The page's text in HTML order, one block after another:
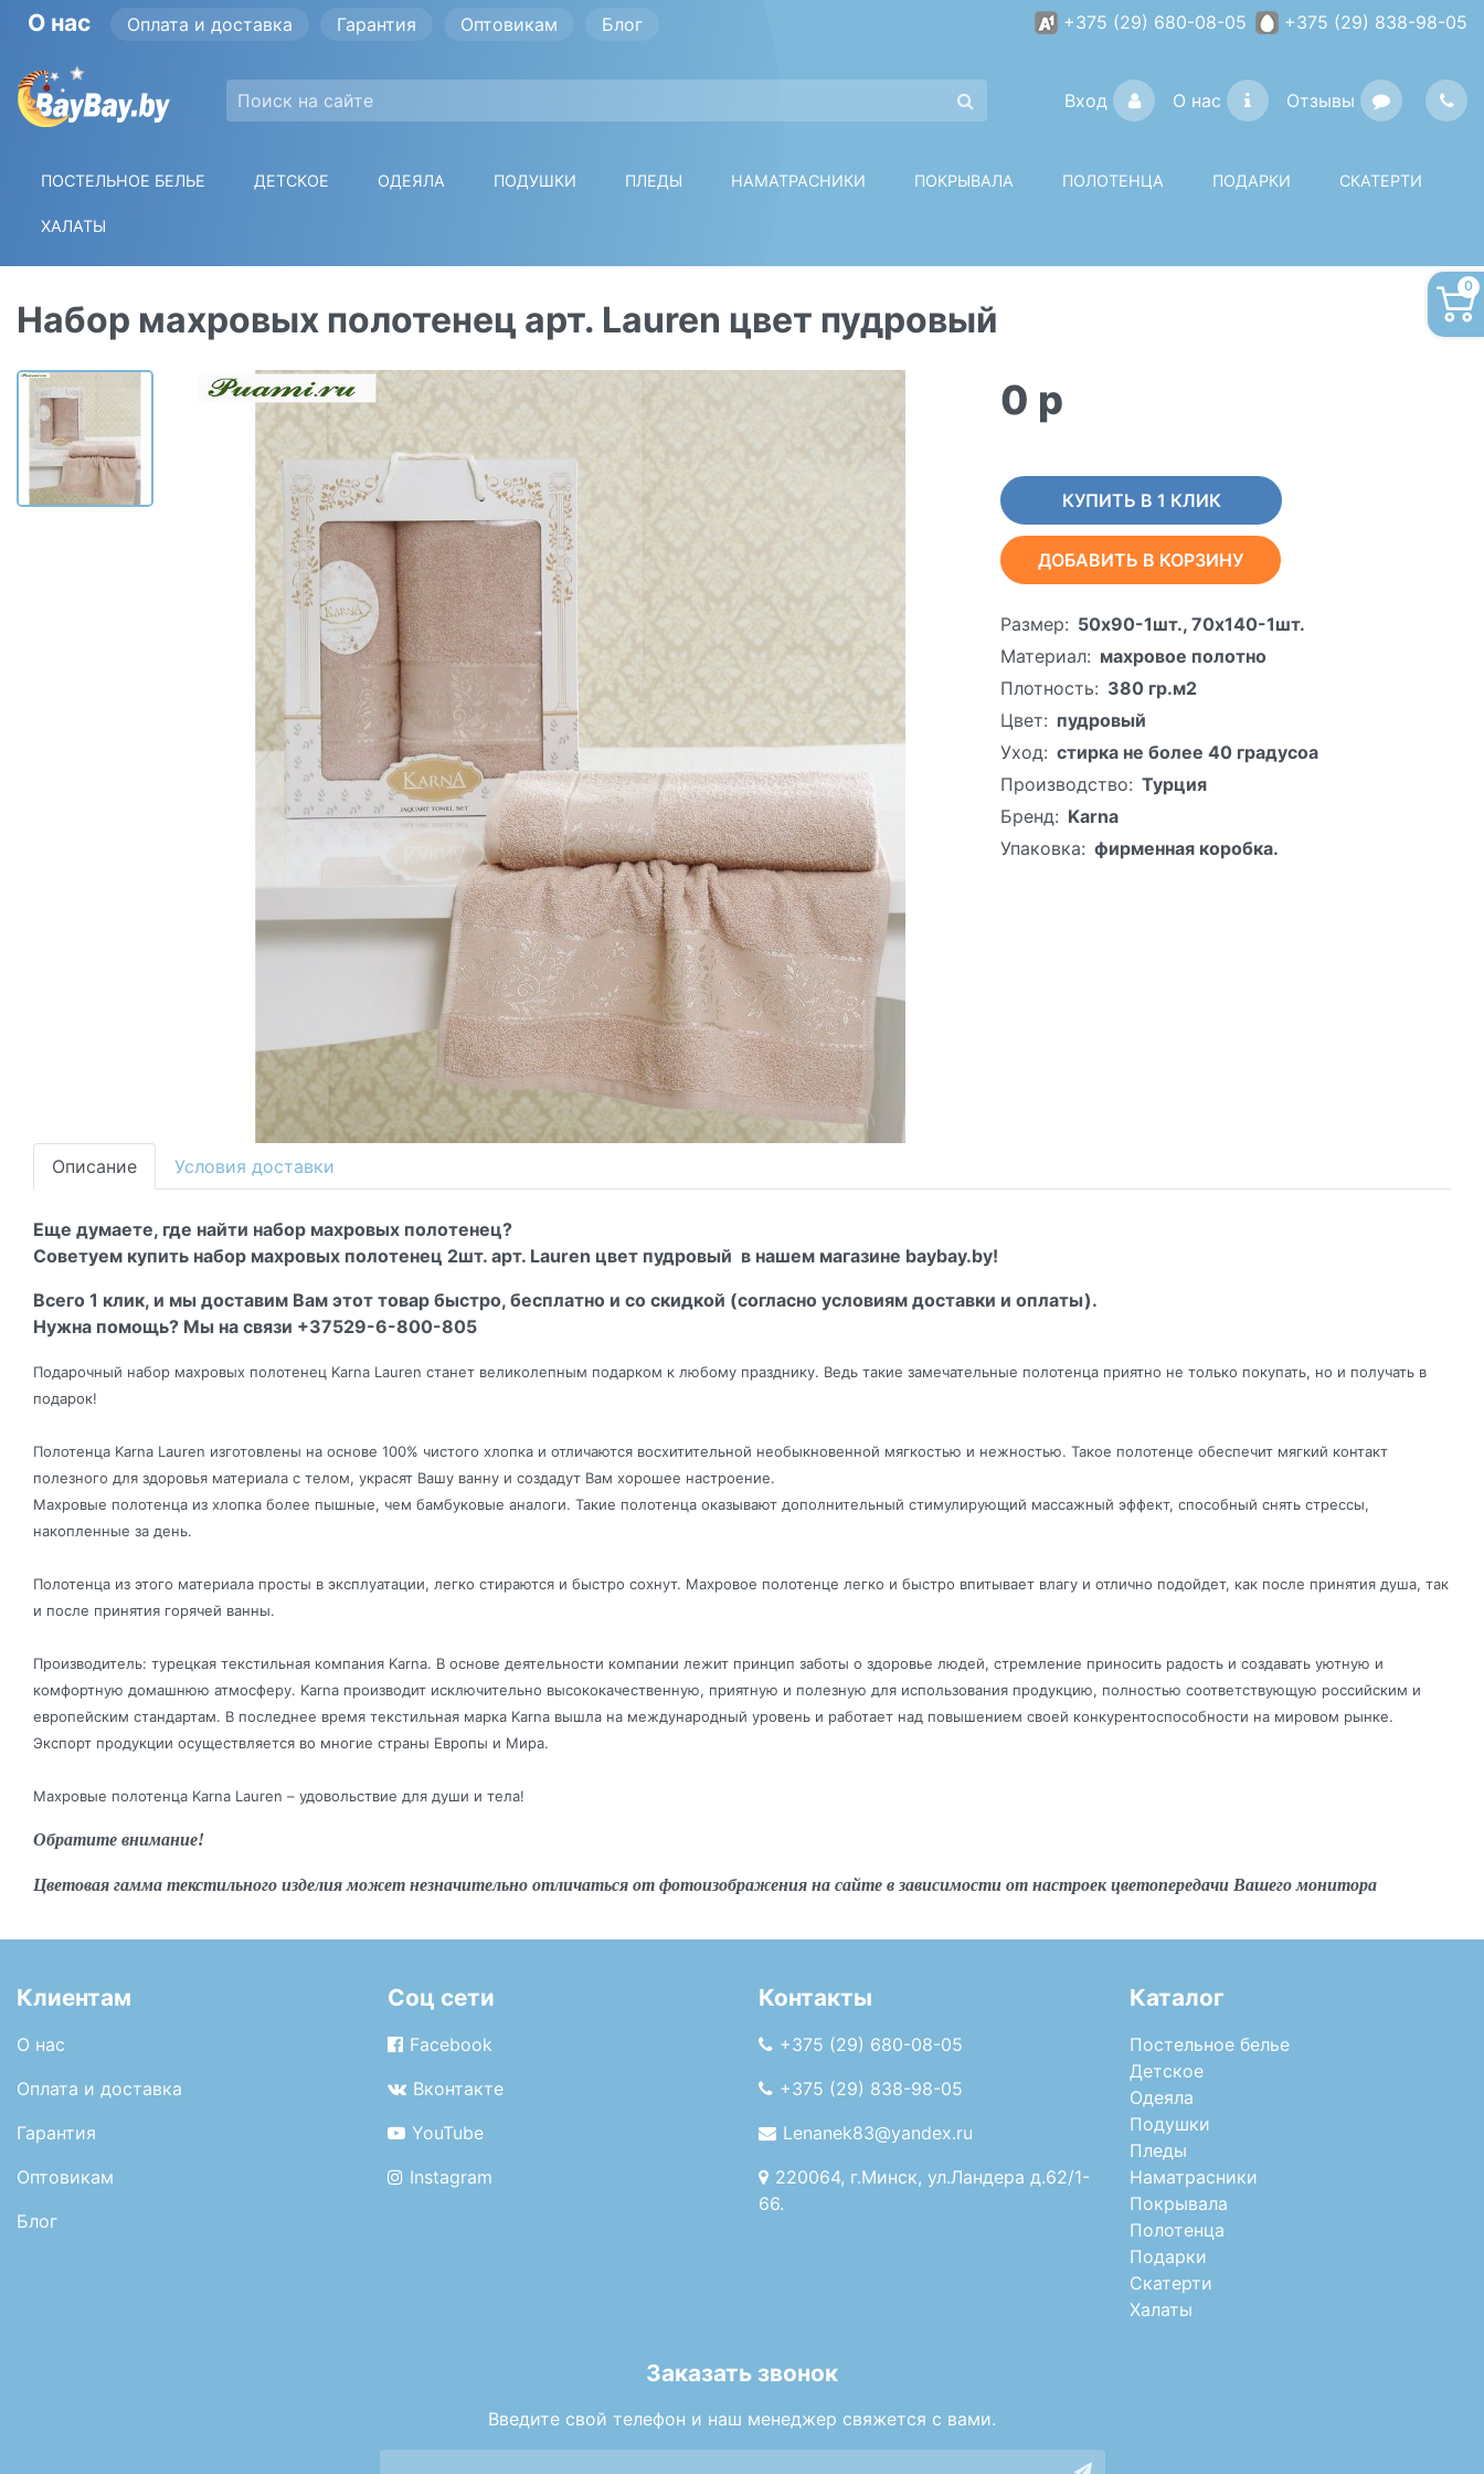
О нас Оплата и доставка Гарантия Оптовикам Блог +375 (29) 680-08-05 +375 (29) 838-98-05
Вход О нас Отзывы
0
ПОСТЕЛЬНОЕ БЕЛЬЕ ДЕТСКОЕ ОДЕЯЛА ПОДУШКИ ПЛЕДЫ НАМАТРАСНИКИ ПОКРЫВАЛА ПОЛОТЕНЦА ПОДАРКИ СКАТЕРТИ
ХАЛАТЫ
Набор махровых полотенец арт. Lauren цвет пудровый
0 p
КУПИТЬ В 1 КЛИК
ДОБАВИТЬ В КОРЗИНУ
Размер: 50х90-1шт., 70х140-1шт.
Материал: махровое полотно
Плотность: 380 гр.м2
Цвет: пудровый
Уход: стирка не более 40 градусоа
Производство: Турция
Бренд: Karna
Упаковка: фирменная коробка.
Описание Условия доставки
Еще думаете, где найти набор махровых полотенец?
Советуем купить набор махровых полотенец 2шт. арт. Lauren цвет пудровый в нашем магазине baybay.by!
Всего 1 клик, и мы доставим Вам этот товар быстро, бесплатно и со скидкой (согласно условиям доставки и оплаты).
Нужна помощь? Мы на связи +37529-6-800-805
Подарочный набор махровых полотенец Karna Lauren станет великолепным подарком к любому празднику. Ведь такие замечательные полотенца приятно не только покупать, но и получать в
подарок!
Полотенца Karna Lauren изготовлены на основе 100% чистого хлопка и отличаются восхитительной необыкновенной мягкостью и нежностью. Такое полотенце обеспечит мягкий контакт
полезного для здоровья материала с телом, украсят Вашу ванну и создадут Вам хорошее настроение.
Махровые полотенца из хлопка более пышные, чем бамбуковые аналоги. Такие полотенца оказывают дополнительный стимулирующий массажный эффект, способный снять стрессы,
накопленные за день.
Полотенца из этого материала просты в эксплуатации, легко стираются и быстро сохнут. Махровое полотенце легко и быстро впитывает влагу и отлично подойдет, как после принятия душа, так
и после принятия горячей ванны.
Производитель: турецкая текстильная компания Karna. В основе деятельности компании лежит принцип заботы о здоровье людей, стремление приносить радость и создавать уютную и
комфортную домашнюю атмосферу. Karna производит исключительно высококачественную, приятную и полезную для использования продукцию, полностью соответствующую российским и
европейским стандартам. В последнее время текстильная марка Karna вышла на международный уровень и работает над повышением своей конкурентоспособности на мировом рынке.
Экспорт продукции осуществляется во многие страны Европы и Мира.
Махровые полотенца Karna Lauren – удовольствие для души и тела!
Обратите внимание!
Цветовая гамма текстильного изделия может незначительно отличаться от фотоизображения на сайте в зависимости от настроек цветопередачи Вашего монитора
Клиентам
О нас
Оплата и доставка
Гарантия
Оптовикам
Блог
Соц сети
Facebook
Вконтакте
YouTube
Instagram
Контакты
+375 (29) 680-08-05
+375 (29) 838-98-05
Lenanek83@yandex.ru
220064, г.Минск, ул.Ландера д.62/1-
66.
Каталог
Постельное белье
Детское
Одеяла
Подушки
Пледы
Наматрасники
Покрывала
Полотенца
Подарки
Скатерти
Халаты
Заказать звонок
Введите свой телефон и наш менеджер свяжется с вами.